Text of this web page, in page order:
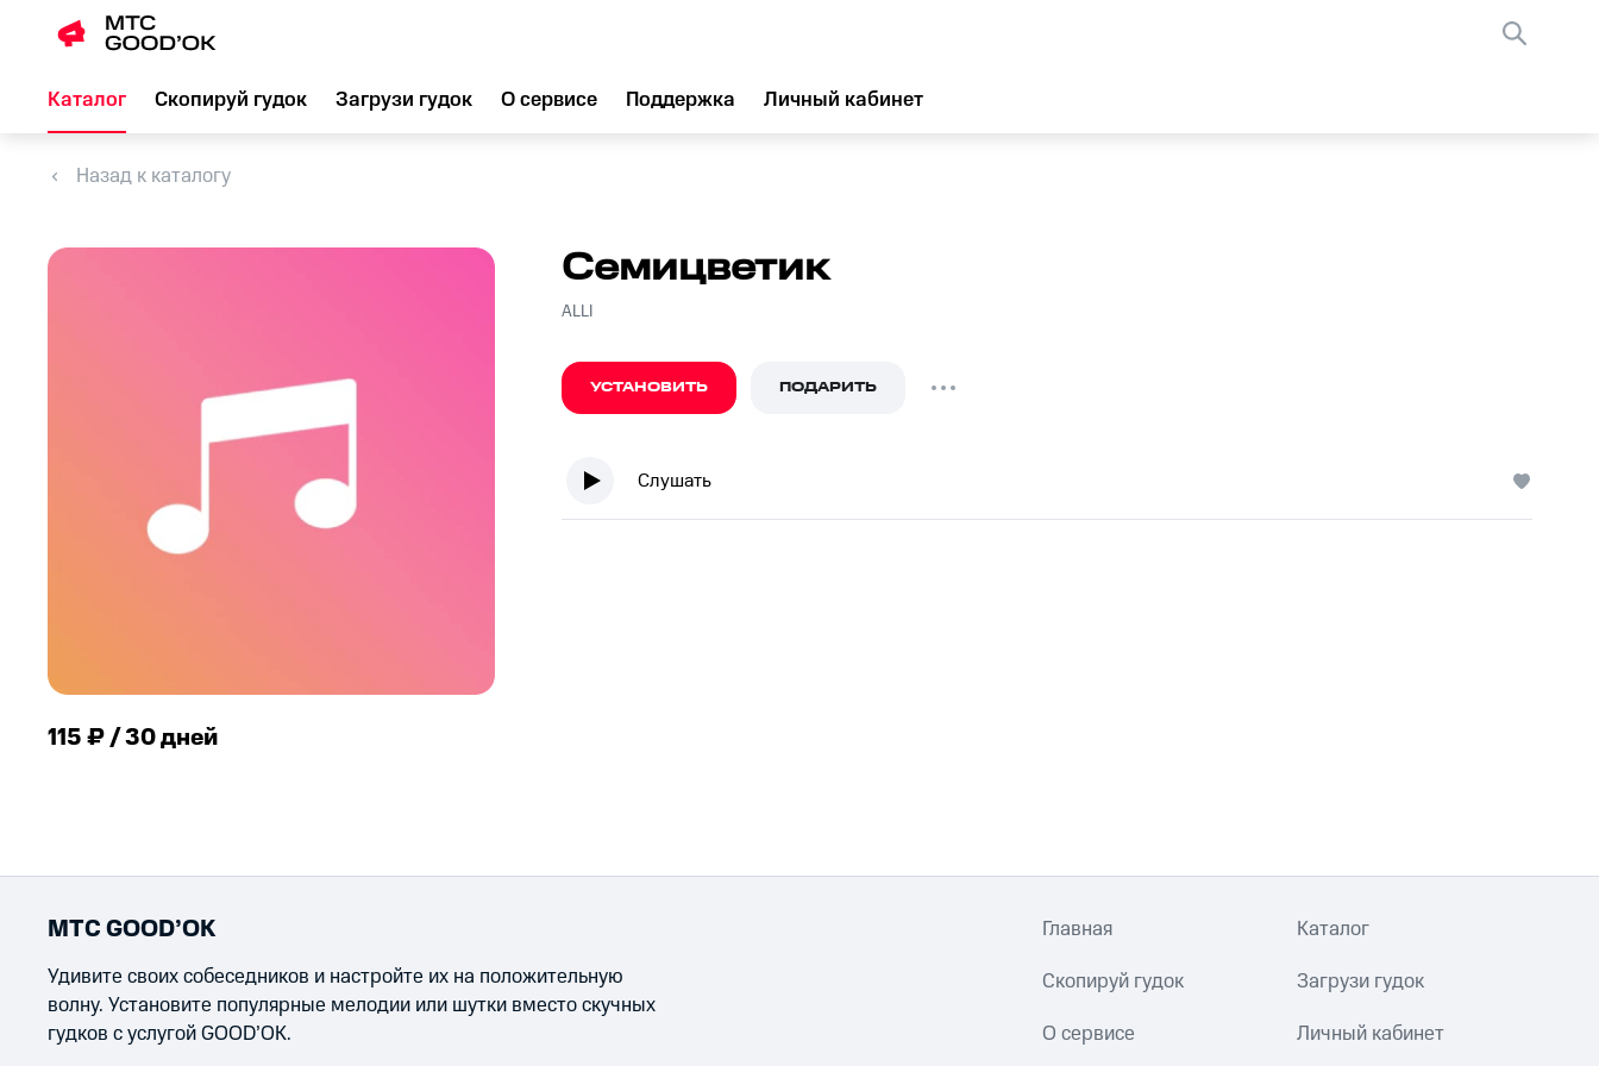
Каталог Скопируй гудок Загрузи гудок О сервисе Поддержка Личный кабинет
Назад к каталогу
115 ₽ / 30 дней
Семицветик
ALLI
УСТАНОВИТЬ ПОДАРИТЬ
Слушать
МТС GOOD’OK
Удивите своих собеседников и настройте их на положительную
волну. Установите популярные мелодии или шутки вместо скучных
гудков с услугой GOOD’OK.
Главная Каталог
Скопируй гудок Загрузи гудок
О сервисе Личный кабинет